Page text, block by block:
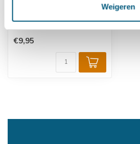
Weigeren
mm uitwendig
€9,95